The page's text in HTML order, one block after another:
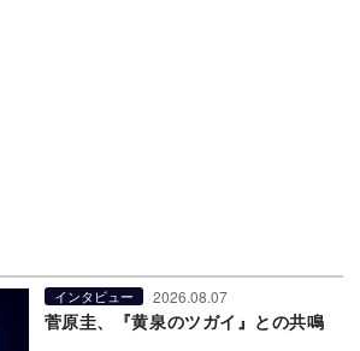
インタビュー 2026.08.07
菅原圭、『黄泉のツガイ』との共鳴